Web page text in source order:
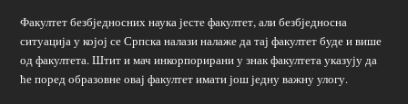
Факултет безбједносних наука јесте факултет, али безбједносна
ситуација у којој се Српска налази налаже да тај факултет буде и више
од факултета. Штит и мач инкорпорирани у знак факултета указују да
ће поред образовне овај факултет имати још једну важну улогу.